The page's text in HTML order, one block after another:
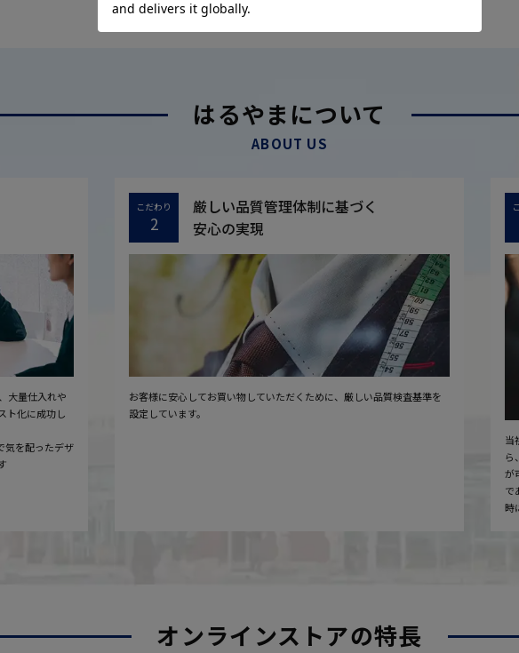
OFFICIAL SNS
はるやまについて
ABOUT US
大量仕入れや
ト化に成功し
気を配ったデザ
こだわり
2
厳しい品質管理体制に基づく
安心の実現
お客様に安心してお買い物していただくために、厳しい品質検査基準を
設定しています。
当
ら
が
で
時
オンラインストアの特長